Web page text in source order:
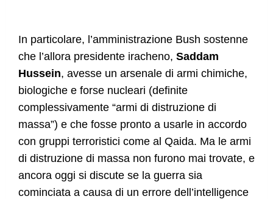
In particolare, l’amministrazione Bush sostenne
che l’allora presidente iracheno, Saddam
Hussein, avesse un arsenale di armi chimiche,
biologiche e forse nucleari (definite
complessivamente “armi di distruzione di
massa”) e che fosse pronto a usarle in accordo
con gruppi terroristici come al Qaida. Ma le armi
di distruzione di massa non furono mai trovate, e
ancora oggi si discute se la guerra sia
cominciata a causa di un errore dell’intelligence